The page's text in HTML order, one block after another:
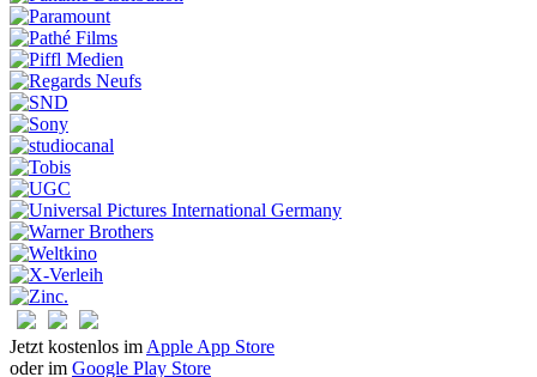
Jetzt kostenlos im Apple App Store
oder im Google Play Store